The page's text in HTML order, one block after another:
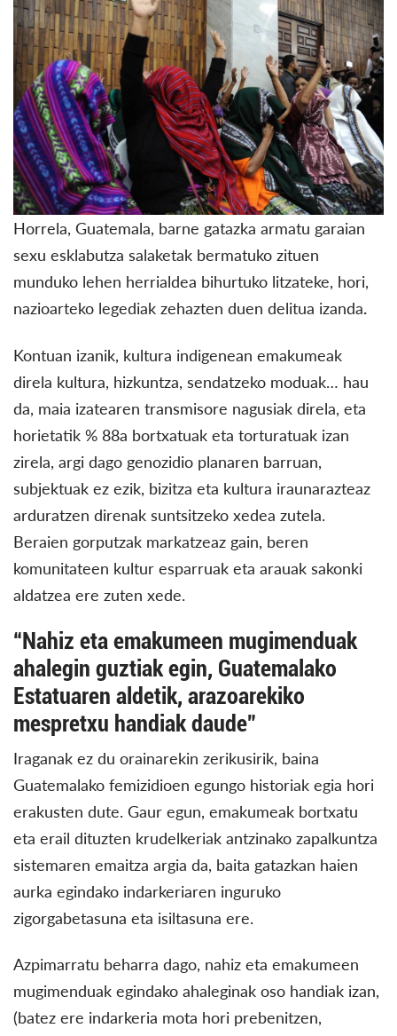
Horrela, Guatemala, barne gatazka armatu garaian
sexu esklabutza salaketak bermatuko zituen
munduko lehen herrialdea bihurtuko litzateke, hori,
nazioarteko legediak zehazten duen delitua izanda.
Kontuan izanik, kultura indigenean emakumeak
direla kultura, hizkuntza, sendatzeko moduak… hau
da, maia izatearen transmisore nagusiak direla, eta
horietatik % 88a bortxatuak eta torturatuak izan
zirela, argi dago genozidio planaren barruan,
subjektuak ez ezik, bizitza eta kultura iraunarazteaz
arduratzen direnak suntsitzeko xedea zutela.
Beraien gorputzak markatzeaz gain, beren
komunitateen kultur esparruak eta arauak sakonki
aldatzea ere zuten xede.
“Nahiz eta emakumeen mugimenduak
ahalegin guztiak egin, Guatemalako
Estatuaren aldetik, arazoarekiko
mespretxu handiak daude”
Iraganak ez du orainarekin zerikusirik, baina
Guatemalako femizidioen egungo historiak egia hori
erakusten dute. Gaur egun, emakumeak bortxatu
eta erail dituzten krudelkeriak antzinako zapalkuntza
sistemaren emaitza argia da, baita gatazkan haien
aurka egindako indarkeriaren inguruko
zigorgabetasuna eta isiltasuna ere.
Azpimarratu beharra dago, nahiz eta emakumeen
mugimenduak egindako ahaleginak oso handiak izan,
(batez ere indarkeria mota hori prebenitzen,